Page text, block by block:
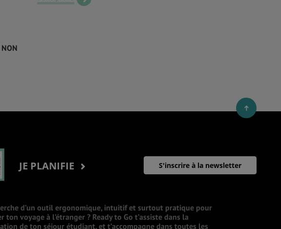
NON
S'inscrire à la newsletter
JE PLANIFIE
d’un outil ergonomique, intuitif et surtout pratique pour
ton voyage à l’étranger ? Ready to Go t’assiste dans la
de ton séjour étudiant, et t’accompagne dans toutes les